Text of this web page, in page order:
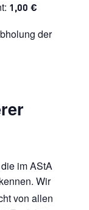
1,00 €
der
im AStA
Wir
von allen